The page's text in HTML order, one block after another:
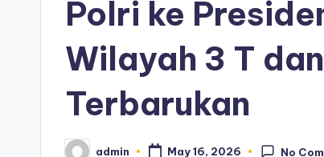
Polri ke
Wilayah 3 T
Terbarukan
admin May 16, 2026 No